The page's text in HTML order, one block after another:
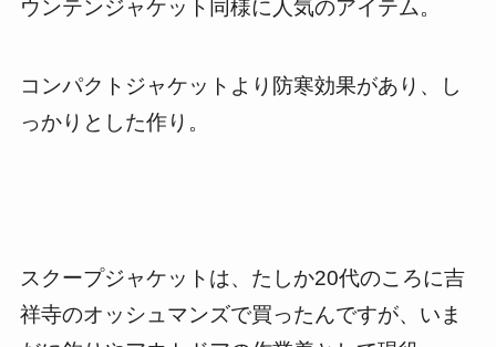
ウンテンジャケット同様に人気のアイテム。
コンパクトジャケットより防寒効果があり、し
っかりとした作り。
スクープジャケットは、たしか20代のころに吉
祥寺のオッシュマンズで買ったんですが、いま